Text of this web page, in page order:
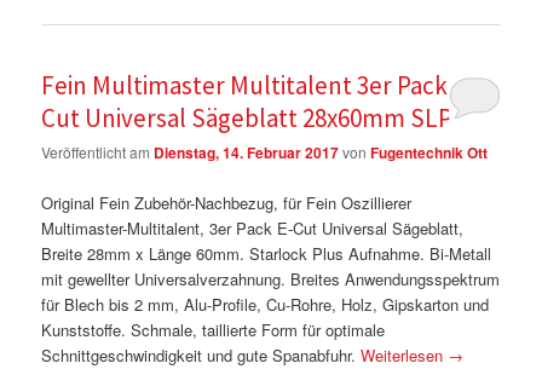
Fein Multimaster Multitalent 3er Pack E-
Cut Universal Sägeblatt 28x60mm SLP
Veröffentlicht am Dienstag, 14. Februar 2017vonFugentechnik Ott
Original Fein Zubehör-Nachbezug, für Fein Oszillierer
Multimaster-Multitalent, 3er Pack E-Cut Universal Sägeblatt,
Breite 28mm x Länge 60mm. Starlock Plus Aufnahme. Bi-Metall
mit gewellter Universalverzahnung. Breites Anwendungsspektrum
für Blech bis 2 mm, Alu-Profile, Cu-Rohre, Holz, Gipskarton und
Kunststoffe. Schmale, taillierte Form für optimale
Schnittgeschwindigkeit und gute Spanabfuhr.Weiterlesen →